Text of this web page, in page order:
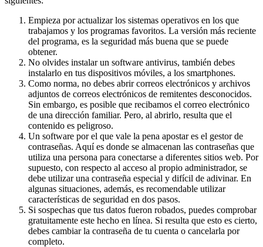
Empieza por actualizar los sistemas operativos en los que
trabajamos y los programas favoritos. La versión más reciente
del programa, es la seguridad más buena que se puede
obtener.
No olvides instalar un software antivirus, también debes
instalarlo en tus dispositivos móviles, a los smartphones.
Como norma, no debes abrir correos electrónicos y archivos
adjuntos de correos electrónicos de remitentes desconocidos.
Sin embargo, es posible que recibamos el correo electrónico
de una dirección familiar. Pero, al abrirlo, resulta que el
contenido es peligroso.
Un software por el que vale la pena apostar es el gestor de
contraseñas. Aquí es donde se almacenan las contraseñas que
utiliza una persona para conectarse a diferentes sitios web. Por
supuesto, con respecto al acceso al propio administrador, se
debe utilizar una contraseña especial y difícil de adivinar. En
algunas situaciones, además, es recomendable utilizar
características de seguridad en dos pasos.
Si sospechas que tus datos fueron robados, puedes comprobar
gratuitamente este hecho en línea. Si resulta que esto es cierto,
debes cambiar la contraseña de tu cuenta o cancelarla por
completo.